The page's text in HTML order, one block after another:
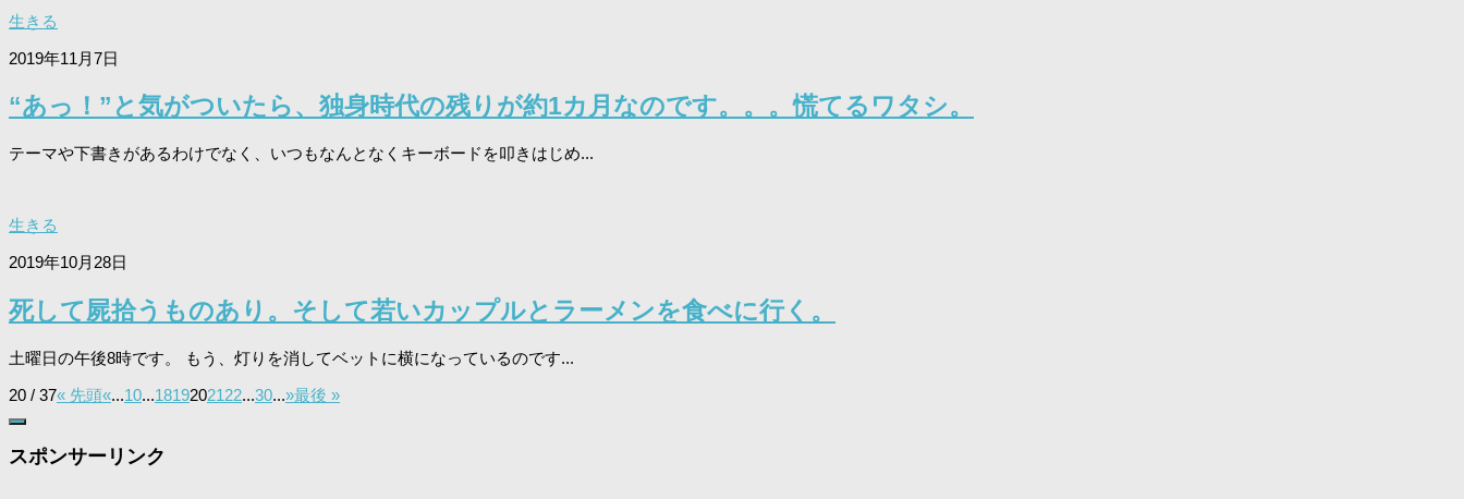
生きる
2019年11月7日
“あっ！”と気がついたら、独身時代の残りが約1カ月なのです。。。慌てるワタシ。
テーマや下書きがあるわけでなく、いつもなんとなくキーボードを叩きはじめ...
生きる
2019年10月28日
死して屍拾うものあり。そして若いカップルとラーメンを食べに行く。
土曜日の午後8時です。 もう、灯りを消してベットに横になっているのです...
20 / 37« 先頭«...10...1819202122...30...»最後 »
スポンサーリンク